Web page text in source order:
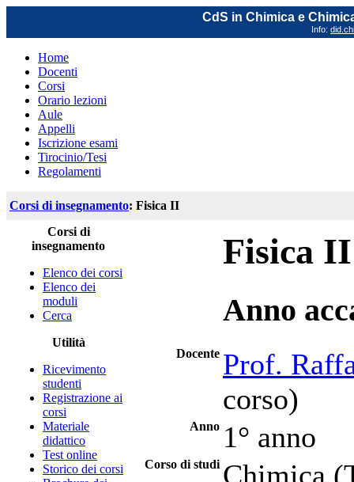
CdS in Chimica e
Info:
Home
Docenti
Corsi
Orario lezioni
Aule
Appelli
Iscrizione esami
Tirocinio/Tesi
Regolamenti
Corsi di insegnamento: Fisica II
Corsi di
insegnamento
Elenco dei corsi
Elenco dei
moduli
Cerca
Utilità
Ricevimento
studenti
Registrazione ai
corsi
Materiale
didattico
Test online
Storico dei corsi
Fisica II
Anno
Docente Prof.
corso)
Anno 1° anno
Corso di studi Chimica